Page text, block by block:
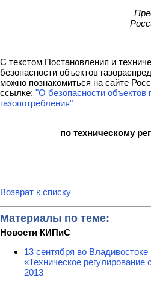
С текстом Постановления и
безопасности объектов
можно познакомиться на сайте
ссылке: "О безопасности объектов
газопотребления"
по техническому
Возврат к списку
Материалы по теме:
Новости КИПиС
13 сентября во
«Техническое регулирование
2013